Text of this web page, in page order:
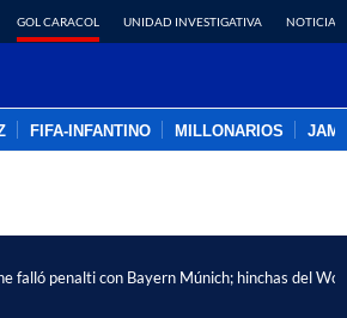
GOL CARACOL UNIDAD INVESTIGATIVA NOTICIAS
FIFA-INFANTINO MILLONARIOS
falló penalti con Bayern Múnich; hinchas del